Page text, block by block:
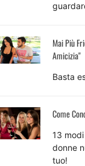
Mai Più
Amicizia"
Basta
Come
13
donne
tuo!